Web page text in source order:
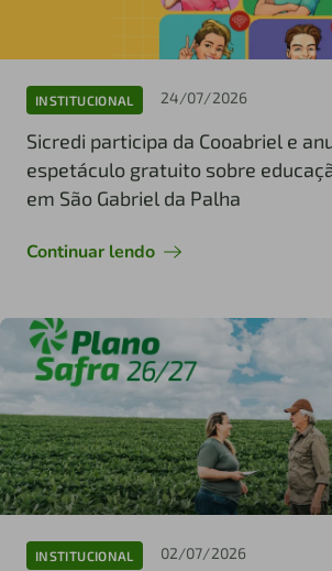
INSTITUCIONAL 24/07/2026
Sicredi participa da Cooabriel e
espetáculo gratuito sobre
em São Gabriel da Palha
Continuar lendo
INSTITUCIONAL 02/07/2026